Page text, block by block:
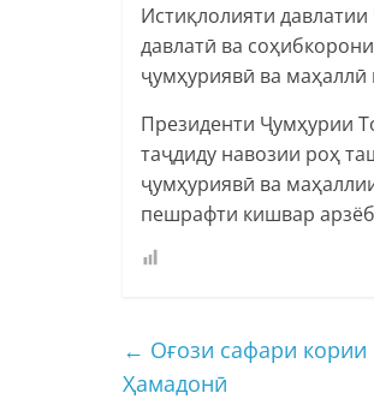
Истиқлолияти
давлатӣ ва
ҷумҳуриявӣ ва
Президенти Ҷумҳурии
таҷдиду навозии роҳ
ҷумҳуриявӣ ва
пешрафти кишвар
← Оғози сафари
Ҳамадонӣ